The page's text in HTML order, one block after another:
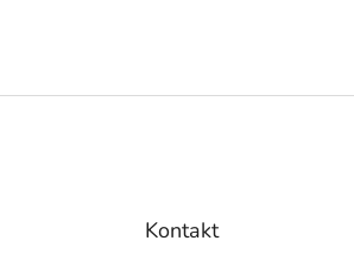
Kontakt